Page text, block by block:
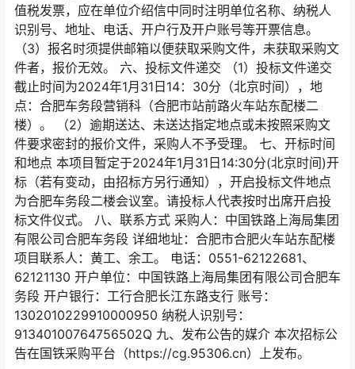
值税发票，应在单位介绍信中同时注明单位名称、纳税人
识别号、地址、电话、开户行及开户账号等开票信息。
（3）报名时须提供邮箱以便获取采购文件，未获取采购文
件者，报价无效。 六、投标文件递交 （1）投标文件递交
截止时间为2024年1月31日14：30分（北京时间），地
点：合肥车务段营销科（合肥市站前路火车站东配楼二
楼）。 （2）逾期送达、未送达指定地点或未按照采购文
件要求密封的报价文件，采购人不予受理。 七、开标时间
和地点 本项目暂定于2024年1月31日14:30分(北京时间)开
标（若有变动，由招标方另行通知），开启投标文件地点
为合肥车务段二楼会议室。请投标人代表按时出席开启投
标文件仪式。 八、联系方式 采购人：中国铁路上海局集团
有限公司合肥车务段 详细地址：合肥市合肥火车站东配楼
项目联系人：黄工、余工。 电话：0551-62122681、
62121130 开户单位：中国铁路上海局集团有限公司合肥车
务段 开户银行：工行合肥长江东路支行 账号：
1302010229910000950 纳税人识别号：
91340100764756502Q 九、发布公告的媒介 本次招标公
告在国铁采购平台（https://cg.95306.cn）上发布。